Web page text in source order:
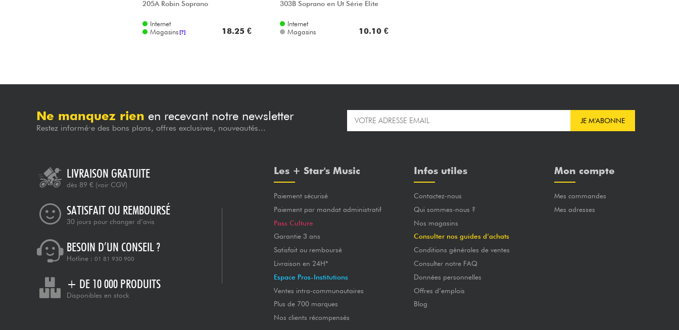
205A Robin Soprano
Internet
Magasins[?] 18.25 €
303B Soprano en Ut Série Elite
Internet
Magasins
10.10 €
Ne manquez rien en recevant notre newsletter
Restez informé·e des bons plans, offres exclusives, nouveautés...
JE M'ABONNE
LIVRAISON GRATUITE
dès 89 € (voir CGV)
SATISFAIT OU REMBOURSÉ
30 jours pour changer d’avis
BESOIN D’UN CONSEIL ?
Hotline : 01 81 930 900
+ DE 10 000 PRODUITS
Disponibles en stock
Les + Star's Music
Paiement sécurisé
Paiement par mandat administratif
Pass Culture
Garantie 3 ans
Satisfait ou remboursé
Livraison en 24H*
Espace Pros-Institutions
Ventes intra-communautaires
Plus de 700 marques
Nos clients récompensés
Infos utiles
Contactez-nous
Qui sommes-nous ?
Nos magasins
Consulter nos guides d’achats
Conditions générales de ventes
Consulter notre FAQ
Données personnelles
Offres d’emplois
Blog
Mon compte
Mes commandes
Mes adresses